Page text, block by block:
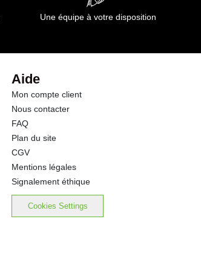
Une équipe à votre disposition
Aide
Mon compte client
Nous contacter
FAQ
Plan du site
CGV
Mentions légales
Signalement éthique
Cookies Settings